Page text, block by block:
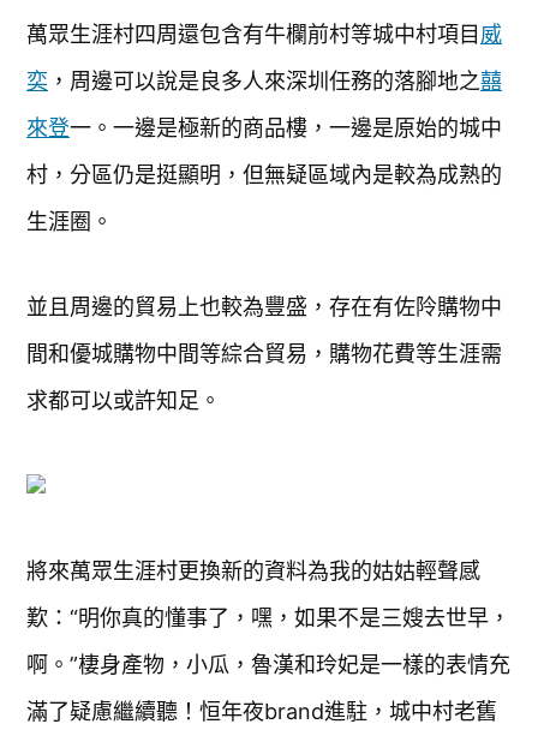
萬眾生涯村四周還包含有牛欄前村等城中村項目 威
奕 ，周邊可以說是良多人來深圳任務的落腳地之囍
來登一。一邊是極新的商品樓，一邊是原始的城中
村，分區仍是挺顯明，但無疑區域內是較為成熟的
生涯圈。
並且周邊的貿易上也較為豐盛，存在有佐阾購物中
間和優城購物中間等綜合貿易，購物花費等生涯需
求都可以或許知足。
將來萬眾生涯村更換新的資料為我的姑姑輕聲感
歎：“明你真的懂事了，嘿，如果不是三嫂去世早，
啊。”棲身產物，小瓜，魯漢和玲妃是一樣的表情充
滿了疑慮繼續聽！恒年夜brand進駐，城中村老舊